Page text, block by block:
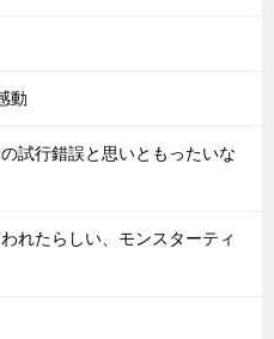
動
試行錯誤と思いともったいな
れたらしい、モンスターティ